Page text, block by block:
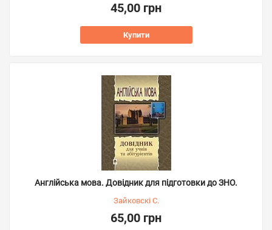
45,00 грн
Купити
Англійська мова. Довідник для підготовки до ЗНО.
Зайковскі С.
65,00 грн